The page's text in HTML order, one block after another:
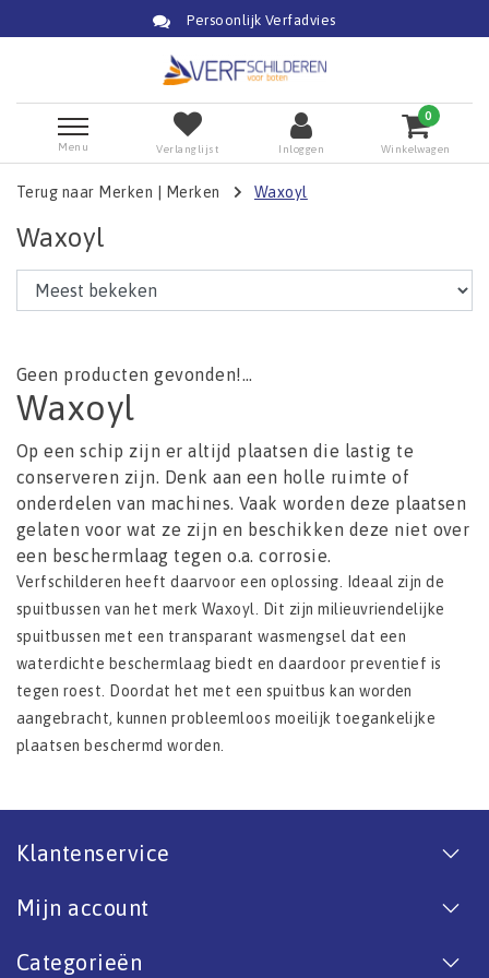
Persoonlijk Verfadvies
Menu Verlanglijst Inloggen
0
Winkelwagen
Terug naar Merken Merken Waxoyl
Waxoyl
Geen producten gevonden!...
Waxoyl
Op een schip zijn er altijd plaatsen die lastig te
conserveren zijn. Denk aan een holle ruimte of
onderdelen van machines. Vaak worden deze plaatsen
gelaten voor wat ze zijn en beschikken deze niet over
een beschermlaag tegen o.a. corrosie.
Verfschilderen heeft daarvoor een oplossing. Ideaal zijn de
spuitbussen van het merk Waxoyl. Dit zijn milieuvriendelijke
spuitbussen met een transparant wasmengsel dat een
waterdichte beschermlaag biedt en daardoor preventief is
tegen roest. Doordat het met een spuitbus kan worden
aangebracht, kunnen probleemloos moeilijk toegankelijke
plaatsen beschermd worden.
Klantenservice
Mijn account
Categorieën